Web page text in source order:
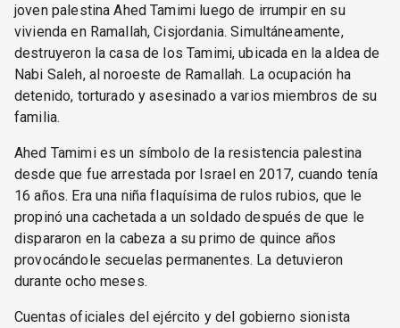
joven palestina Ahed Tamimi luego de irrumpir en su
vivienda en Ramallah, Cisjordania. Simultáneamente,
destruyeron la casa de los Tamimi, ubicada en la aldea de
Nabi Saleh, al noroeste de Ramallah. La ocupación ha
detenido, torturado y asesinado a varios miembros de su
familia.
Ahed Tamimi es un símbolo de la resistencia palestina
desde que fue arrestada por Israel en 2017, cuando tenía
16 años. Era una niña flaquísima de rulos rubios, que le
propinó una cachetada a un soldado después de que le
dispararon en la cabeza a su primo de quince años
provocándole secuelas permanentes. La detuvieron
durante ocho meses.
Cuentas oficiales del ejército y del gobierno sionista